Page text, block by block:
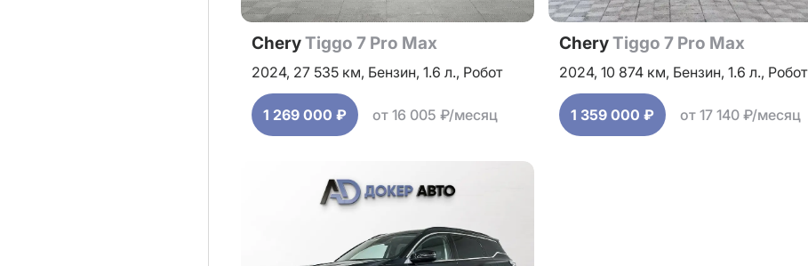
CheryTiggo 7 Pro Max
2024, 27 535 км, Бензин, 1.6 л., Робот
1 269 000 ₽ от 16 005 ₽/месяц
CheryTiggo 7 Pro Max
2024, 10 874 км, Бензин, 1.6 л., Робот
1 359 000 ₽ от 17 140 ₽/месяц